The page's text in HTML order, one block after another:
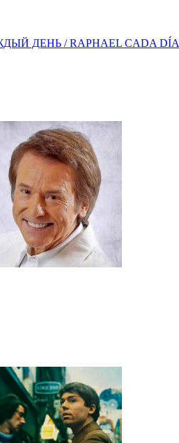
ДЕНЬ / RAPHAEL CADA DÍA